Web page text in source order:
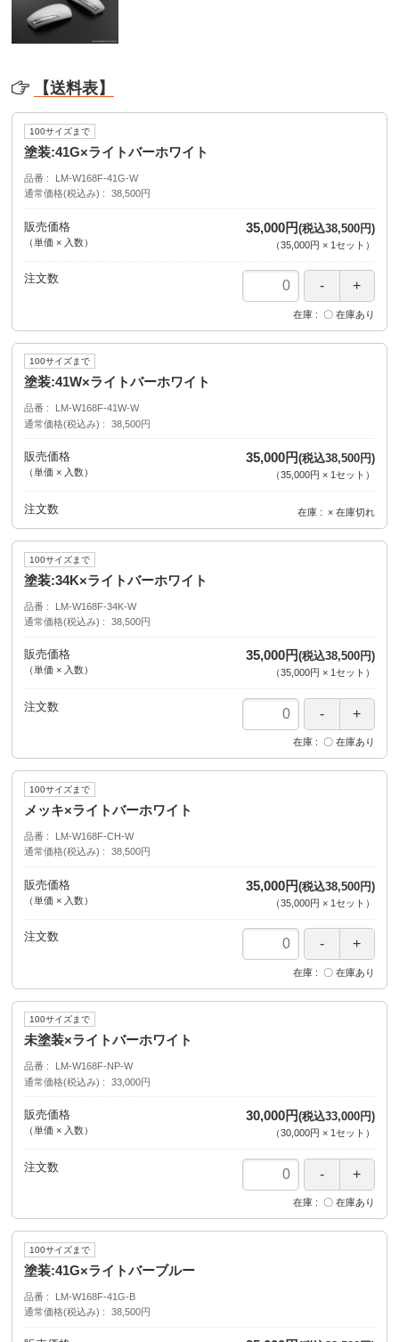
【送料表】
100サイズまで
塗装:41G×ライトバーホワイト
品番
LM-W168F-41G-W
通常価格(税込み)
38,500円
販売価格
（単価 × 入数）
35,000円(税込38,500円)
（35,000円 × 1セット ）
注文数
在庫 〇 在庫あり
100サイズまで
塗装:41W×ライトバーホワイト
品番
LM-W168F-41W-W
通常価格(税込み)
38,500円
販売価格
（単価 × 入数）
35,000円(税込38,500円)
（35,000円 × 1セット ）
注文数 在庫 × 在庫切れ
100サイズまで
塗装:34K×ライトバーホワイト
品番
LM-W168F-34K-W
通常価格(税込み)
38,500円
販売価格
（単価 × 入数）
35,000円(税込38,500円)
（35,000円 × 1セット ）
注文数
在庫 〇 在庫あり
100サイズまで
メッキ×ライトバーホワイト
品番
LM-W168F-CH-W
通常価格(税込み)
38,500円
販売価格
（単価 × 入数）
35,000円(税込38,500円)
（35,000円 × 1セット ）
注文数
在庫 〇 在庫あり
100サイズまで
未塗装×ライトバーホワイト
品番
LM-W168F-NP-W
通常価格(税込み)
33,000円
販売価格
（単価 × 入数）
30,000円(税込33,000円)
（30,000円 × 1セット ）
注文数
在庫 〇 在庫あり
100サイズまで
塗装:41G×ライトバーブルー
品番
LM-W168F-41G-B
通常価格(税込み)
38,500円